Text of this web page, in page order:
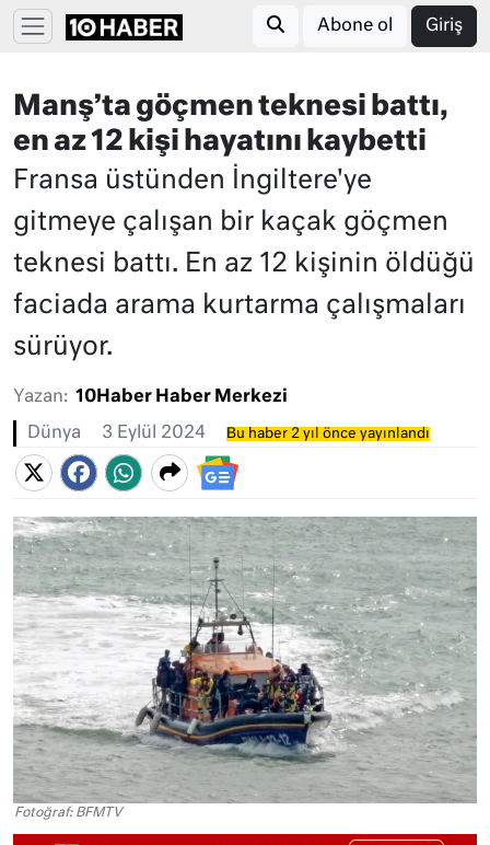
Abone ol Giriş
Manş’ta göçmen teknesi battı,
en az 12 kişi hayatını kaybetti
Fransa üstünden İngiltere'ye
gitmeye çalışan bir kaçak göçmen
teknesi battı. En az 12 kişinin öldüğü
faciada arama kurtarma çalışmaları
sürüyor.
Yazan: 10Haber Haber Merkezi
Dünya 3 Eylül 2024 Bu haber 2 yıl önce yayınlandı
Fotoğraf: BFMTV